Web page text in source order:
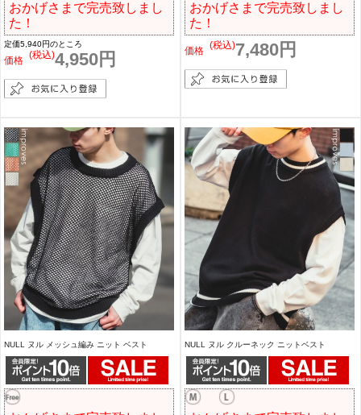
おかげさまで完売致しまし
た！
定価5,940円のところ
価格 4,950円
(税込)
おかげさまで完売致しまし
た！
価格 7,480円
(税込)
NULL ヌル メッシュ編み ニット ベスト NULL ヌル クルーネック ニットベスト